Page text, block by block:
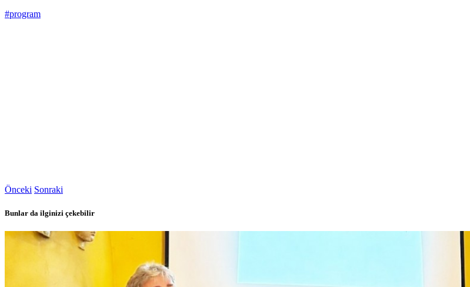
#program
Önceki Sonraki
Bunlar da ilginizi çekebilir